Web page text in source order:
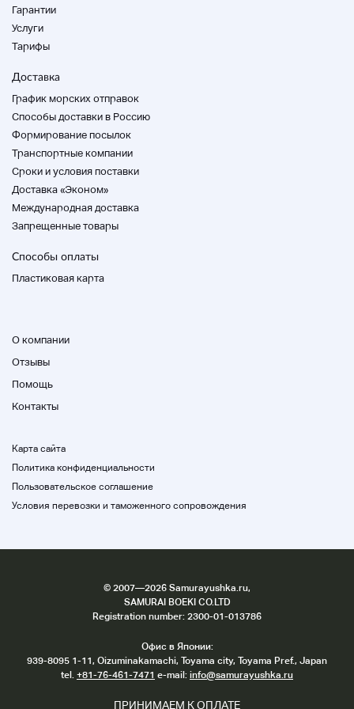
12.
15
16
177
18 18 18 18 18
20
21
28
Март 2025
Домой
Древесина
Гарантии
Услуги
Тарифы
Доставка
График морских отправок
Способы доставки в Россию
Формирование посылок
Транспортные компании
Cроки и условия поставки
Доставка «Эконом»
Международная доставка
Запрещенные товары
Способы оплаты
Пластиковая карта
О компании
Отзывы
Помощь
Контакты
Карта сайта
Политика конфиденциальности
Пользовательское соглашение
Условия перевозки и таможенного сопровождения
© 2007—2026 Samurayushka.ru,
SAMURAI BOEKI CO.LTD
Registration number: 2300-01-013786
Офис в Японии:
939-8095 1-11, Oizuminakamachi, Toyama city, Toyama Pref., Japan
tel. +81-76-461-7471 e-mail: info@samurayushka.ru
ПРИНИМАЕМ К ОПЛАТЕ